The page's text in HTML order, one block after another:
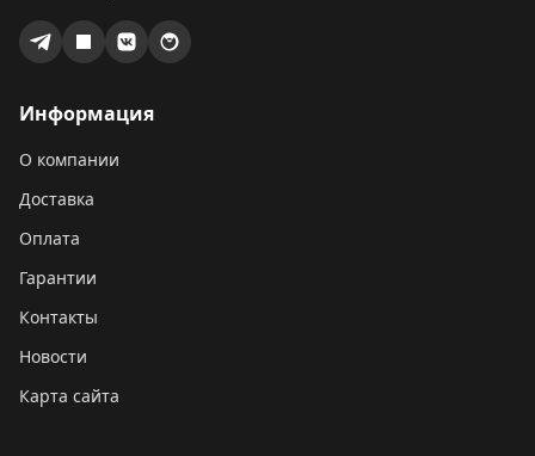
Информация
О компании
Доставка
Оплата
Гарантии
Контакты
Новости
Карта сайта